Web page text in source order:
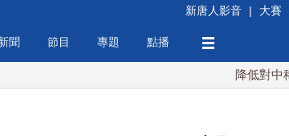
新唐人影音 | 大賽
聞 節目 專題 點播
降低對中稀土依賴